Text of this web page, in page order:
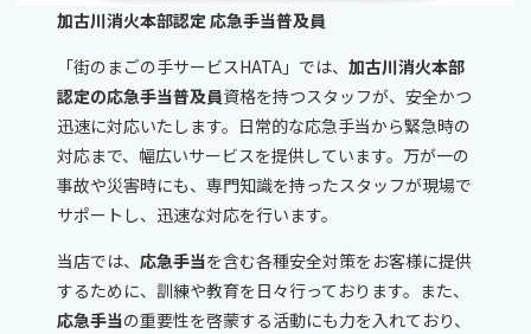
加古川消火本部認定 応急手当普及員
「街のまごの手サービスHATA」では、加古川消火本部
認定の応急手当普及員資格を持つスタッフが、安全かつ
迅速に対応いたします。日常的な応急手当から緊急時の
対応まで、幅広いサービスを提供しています。万が一の
事故や災害時にも、専門知識を持ったスタッフが現場で
サポートし、迅速な対応を行います。
当店では、応急手当を含む各種安全対策をお客様に提供
するために、訓練や教育を日々行っております。また、
応急手当の重要性を啓蒙する活動にも力を入れており、